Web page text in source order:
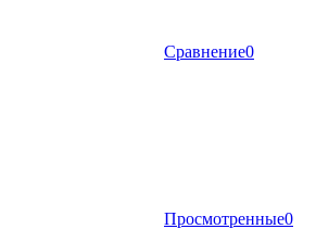
Сравнение0
Просмотренные0